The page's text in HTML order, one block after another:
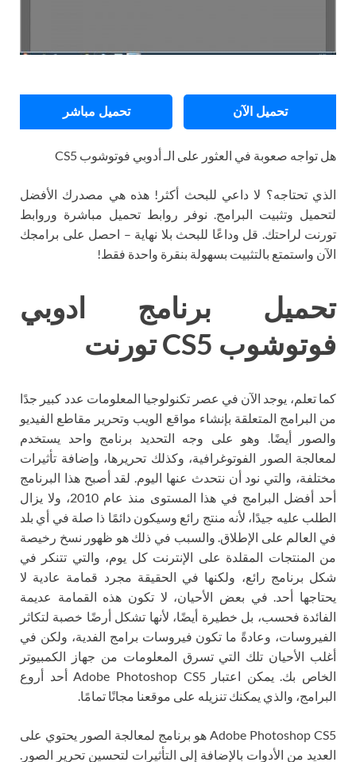
تحميل الآن تحميل مباشر
هل تواجه صعوبة في العثور على الـ أدوبي فوتوشوب CS5
الذي تحتاجه؟ لا داعي للبحث أكثر! هذه هي مصدرك الأفضل
لتحميل وتثبيت البرامج. نوفر روابط تحميل مباشرة وروابط
تورنت لراحتك. قل وداعًا للبحث بلا نهاية – احصل على برامجك
الآن واستمتع بالتثبيت بسهولة بنقرة واحدة فقط!
تحميل برنامج ادوبي
فوتوشوب CS5 تورنت
كما تعلم، يوجد الآن في عصر تكنولوجيا المعلومات عدد كبير جدًا
من البرامج المتعلقة بإنشاء مواقع الويب وتحرير مقاطع الفيديو
والصور أيضًا. وهو على وجه التحديد برنامج واحد يستخدم
لمعالجة الصور الفوتوغرافية، وكذلك تحريرها، وإضافة تأثيرات
مختلفة، والتي نود أن نتحدث عنها اليوم. لقد أصبح هذا البرنامج
أحد أفضل البرامج في هذا المستوى منذ عام 2010، ولا يزال
الطلب عليه جيدًا، لأنه منتج رائع وسيكون دائمًا ذا صلة في أي بلد
في العالم على الإطلاق. والسبب في ذلك هو ظهور نسخ رخيصة
من المنتجات المقلدة على الإنترنت كل يوم، والتي تتنكر في
شكل برنامج رائع، ولكنها في الحقيقة مجرد قمامة عادية لا
يحتاجها أحد. في بعض الأحيان، لا تكون هذه القمامة عديمة
الفائدة فحسب، بل خطيرة أيضًا، لأنها تشكل أرضًا خصبة لتكاثر
الفيروسات، وعادةً ما تكون فيروسات برامج الفدية، ولكن في
أغلب الأحيان تلك التي تسرق المعلومات من جهاز الكمبيوتر
الخاص بك. يمكن اعتبار Adobe Photoshop CS5 أحد أروع
البرامج، والذي يمكنك تنزيله على موقعنا مجانًا تمامًا.
Adobe Photoshop CS5 هو برنامج لمعالجة الصور يحتوي على
العديد من الأدوات بالإضافة إلى التأثيرات لتحسين تحرير الصور.